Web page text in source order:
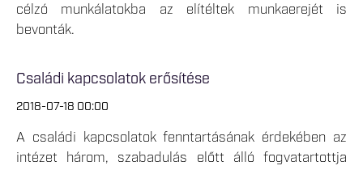
célzó munkálatokba az elítéltek munkaerejét is
bevonták.
Családi kapcsolatok erősítése
2018-07-18 00:00
A családi kapcsolatok fenntartásának érdekében az
intézet három, szabadulás előtt álló fogvatartottja